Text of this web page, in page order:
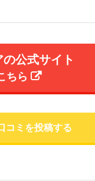
公式サイト
ちら
コミを投稿する